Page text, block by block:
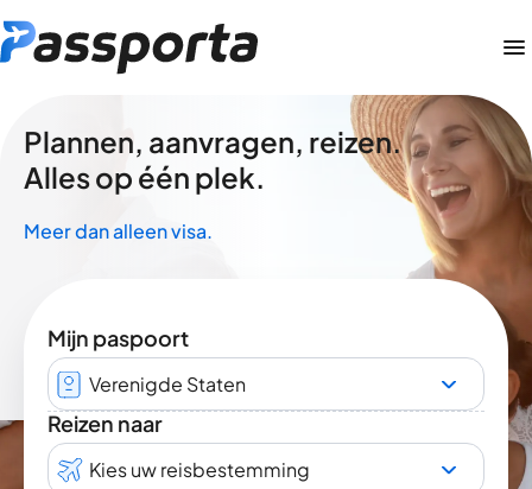
Plannen, aanvragen, reizen.
Alles op één plek.
Meer dan alleen visa.
Mijn paspoort
Verenigde Staten
Reizen naar
Kies uw reisbestemming